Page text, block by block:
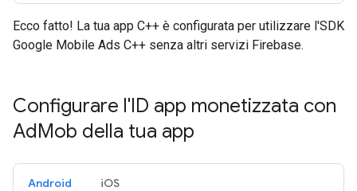
Ecco fatto! La tua app C++ è configurata per utilizzare l'SDK
Google Mobile Ads C++ senza altri servizi Firebase.
Configurare l'ID app monetizzata con
AdMob della tua app
Android iOS